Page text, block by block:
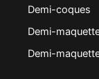
Demi-coques
Demi-
Demi-